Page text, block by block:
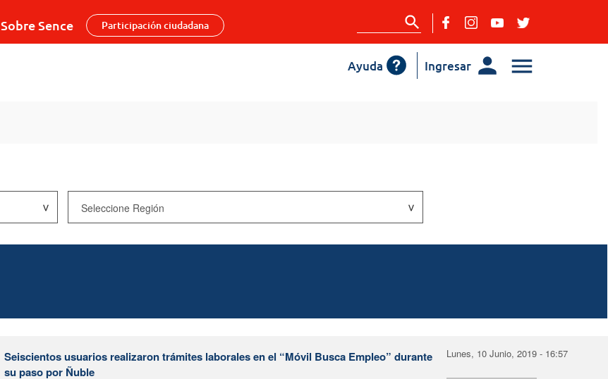
Sobre Sence Participación ciudadana
Ingresar
Ayuda
Seiscientos usuarios realizaron trámites laborales en el “Móvil Busca Empleo” durante
su paso por Ñuble
Lunes, 10 Junio, 2019 - 16:57